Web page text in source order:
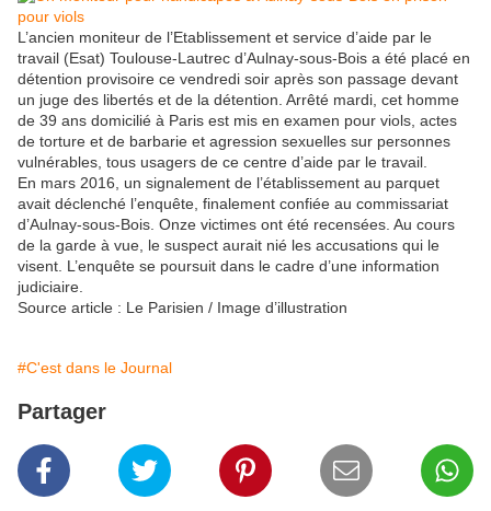
L’ancien moniteur de l’Etablissement et service d’aide par le
travail (Esat) Toulouse-Lautrec d’Aulnay-sous-Bois a été placé en
détention provisoire ce vendredi soir après son passage devant
un juge des libertés et de la détention. Arrêté mardi, cet homme
de 39 ans domicilié à Paris est mis en examen pour viols, actes
de torture et de barbarie et agression sexuelles sur personnes
vulnérables, tous usagers de ce centre d’aide par le travail.
En mars 2016, un signalement de l’établissement au parquet
avait déclenché l’enquête, finalement confiée au commissariat
d’Aulnay-sous-Bois. Onze victimes ont été recensées. Au cours
de la garde à vue, le suspect aurait nié les accusations qui le
visent. L’enquête se poursuit dans le cadre d’une information
judiciaire.
Source article : Le Parisien / Image d’illustration
#C'est dans le Journal
Partager